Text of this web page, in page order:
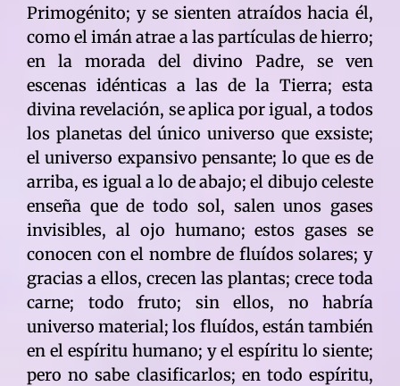
Primogénito; y se sienten atraídos hacia él,
como el imán atrae a las partículas de hierro;
en la morada del divino Padre, se ven
escenas idénticas a las de la Tierra; esta
divina revelación, se aplica por igual, a todos
los planetas del único universo que exsiste;
el universo expansivo pensante; lo que es de
arriba, es igual a lo de abajo; el dibujo celeste
enseña que de todo sol, salen unos gases
invisibles, al ojo humano; estos gases se
conocen con el nombre de fluídos solares; y
gracias a ellos, crecen las plantas; crece toda
carne; todo fruto; sin ellos, no habría
universo material; los fluídos, están también
en el espíritu humano; y el espíritu lo siente;
pero no sabe clasificarlos; en todo espíritu,